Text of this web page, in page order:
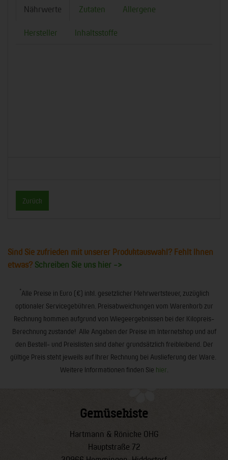
Nährwerte Zutaten Allergene
Hersteller Inhaltsstoffe
Zurück
Sind Sie zufrieden mit unserer Produktauswahl? Fehlt Ihnen
etwas? Schreiben Sie uns hier ->
*Alle Preise in Euro (€) inkl. gesetzlicher Mehrwertsteuer, zuzüglich
optionaler Servicegebühren. Preisabweichungen vom Warenkorb zur
Rechnung kommen aufgrund von Wiegeergebnissen bei der Kilopreis-
Berechnung zustande! Alle Angaben der Preise im Internetshop und auf
den Bestell- und Preislisten sind daher grundsätzlich freibleibend. Der
gültige Preis steht jeweils auf Ihrer Rechnung bei Auslieferung der Ware.
Weitere Informationen finden Sie hier
Gemüsekiste
Hartmann & Rönicke OHG
Hauptstraße 72